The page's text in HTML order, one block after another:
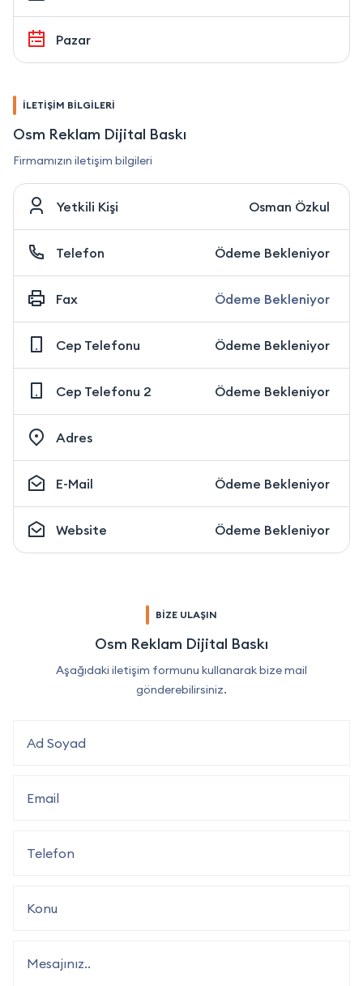
Pazar
İLETİŞİM BİLGİLERİ
Osm Reklam Dijital Baskı
Firmamızın iletişim bilgileri
Yetkili Kişi Osman Özkul
Telefon Ödeme Bekleniyor
Fax Ödeme Bekleniyor
Cep Telefonu Ödeme Bekleniyor
Cep Telefonu 2 Ödeme Bekleniyor
Adres
E-Mail Ödeme Bekleniyor
Website Ödeme Bekleniyor
BİZE ULAŞIN
Osm Reklam Dijital Baskı
Aşağıdaki iletişim formunu kullanarak bize mail
gönderebilirsiniz.